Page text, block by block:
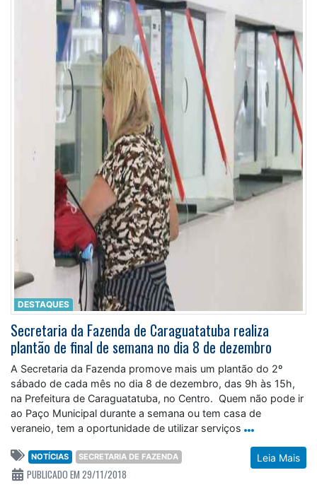
DESTAQUES
Secretaria da Fazenda de Caraguatatuba realiza
plantão de final de semana no dia 8 de dezembro
A Secretaria da Fazenda promove mais um plantão do 2º
sábado de cada mês no dia 8 de dezembro, das 9h às 15h,
na Prefeitura de Caraguatatuba, no Centro. Quem não pode ir
ao Paço Municipal durante a semana ou tem casa de
veraneio, tem a oportunidade de utilizar serviços
Leia Mais
NOTÍCIAS SECRETARIA DE FAZENDA
PUBLICADO EM 29/11/2018